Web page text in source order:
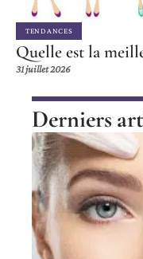
TENDANCES
Quelle est la
31 juillet 2026
Derniers